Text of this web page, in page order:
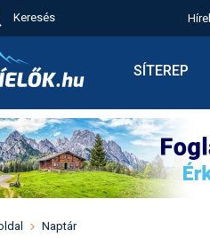
Keresés
SÍTEREP
Síbérletárak
Toplista
Naptár